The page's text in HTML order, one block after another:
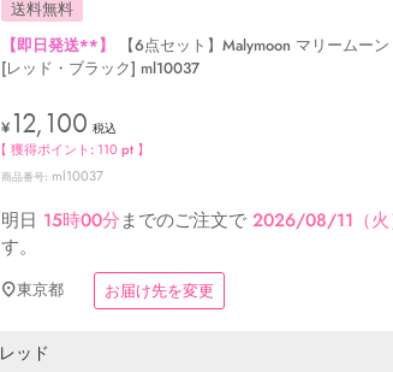
送料無料
【即日発送**】
【6点セット】Malymoon マリームー
[レッド・ブラック] ml10037
¥12,100 税込
【 獲得ポイント: 110pt 】
商品番号 ml10037
明日 15時00分までのご注文で 2026/08/11（火
す。
東京都 お届け先を変更
レッド